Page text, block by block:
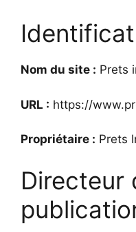
Nom du site : Prets
URL : https://
Propriétaire : Prets
Directeur